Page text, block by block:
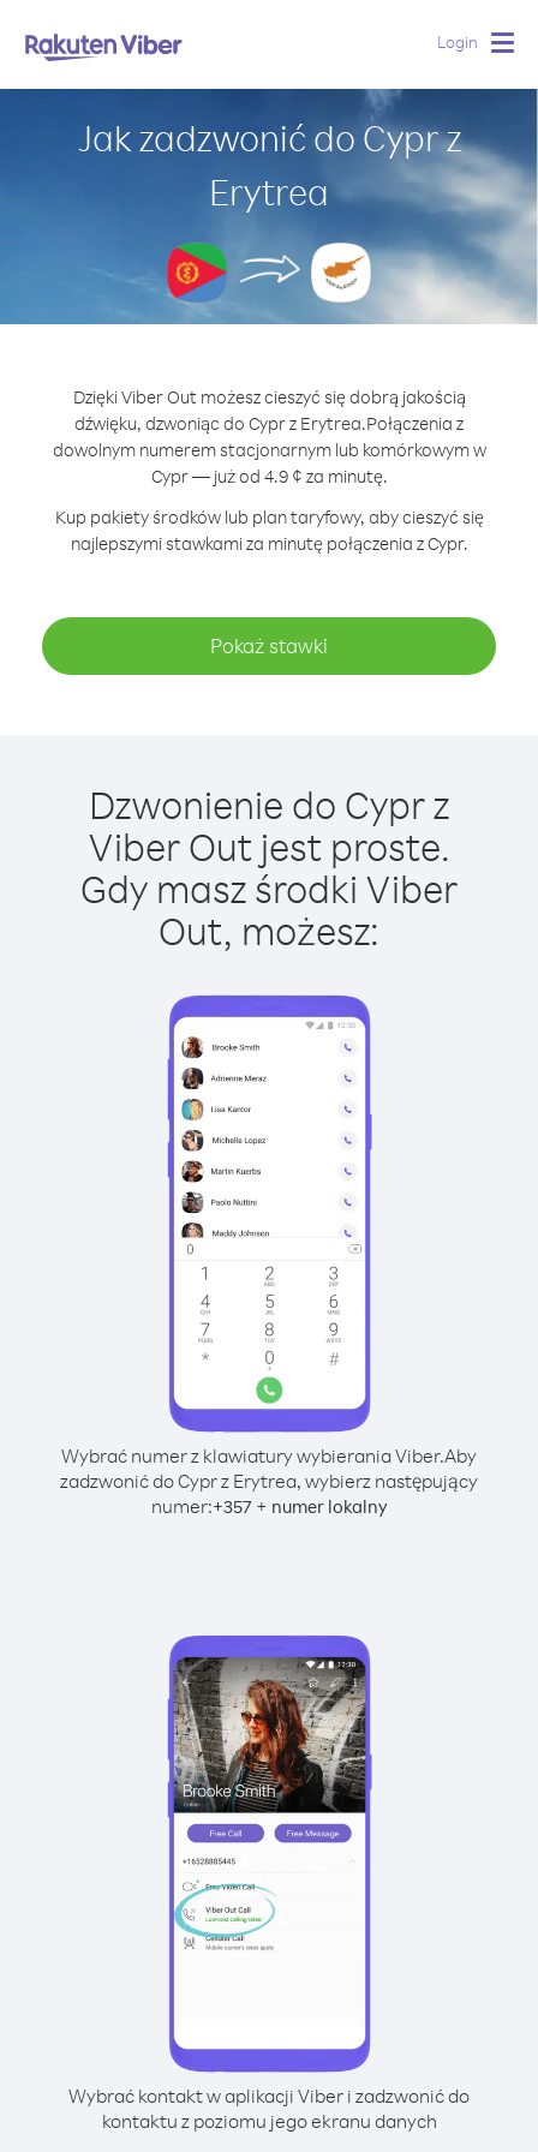
Login
Jak zadzwonić do Cypr z
Erytrea
Dzięki Viber Out możesz cieszyć się dobrą jakością
dźwięku, dzwoniąc do Cypr z Erytrea.Połączenia z
dowolnym numerem stacjonarnym lub komórkowym w
Cypr — już od 4.9 ¢ za minutę.
Kup pakiety środków lub plan taryfowy, aby cieszyć się
najlepszymi stawkami za minutę połączenia z Cypr.
Pokaż stawki
Dzwonienie do Cypr z
Viber Out jest proste.
Gdy masz środki Viber
Out, możesz:
Wybrać numer z klawiatury wybierania Viber.Aby
zadzwonić do Cypr z Erytrea, wybierz następujący
numer:+357+ numer lokalny
Wybrać kontakt w aplikacji Viber i zadzwonić do
kontaktu z poziomu jego ekranu danych